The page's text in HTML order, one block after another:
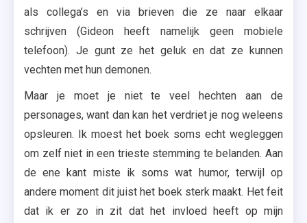
als collega’s en via brieven die ze naar elkaar
schrijven (Gideon heeft namelijk geen mobiele
telefoon). Je gunt ze het geluk en dat ze kunnen
vechten met hun demonen.
Maar je moet je niet te veel hechten aan de
personages, want dan kan het verdriet je nog weleens
opsleuren. Ik moest het boek soms echt wegleggen
om zelf niet in een trieste stemming te belanden. Aan
de ene kant miste ik soms wat humor, terwijl op
andere moment dit juist het boek sterk maakt. Het feit
dat ik er zo in zit dat het invloed heeft op mijn